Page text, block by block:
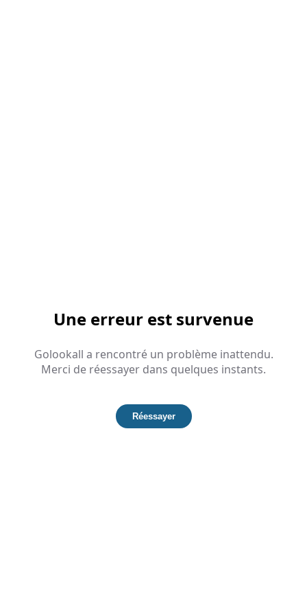
Une erreur est survenue
Golookall a rencontré un problème inattendu.
Merci de réessayer dans quelques instants.
Réessayer